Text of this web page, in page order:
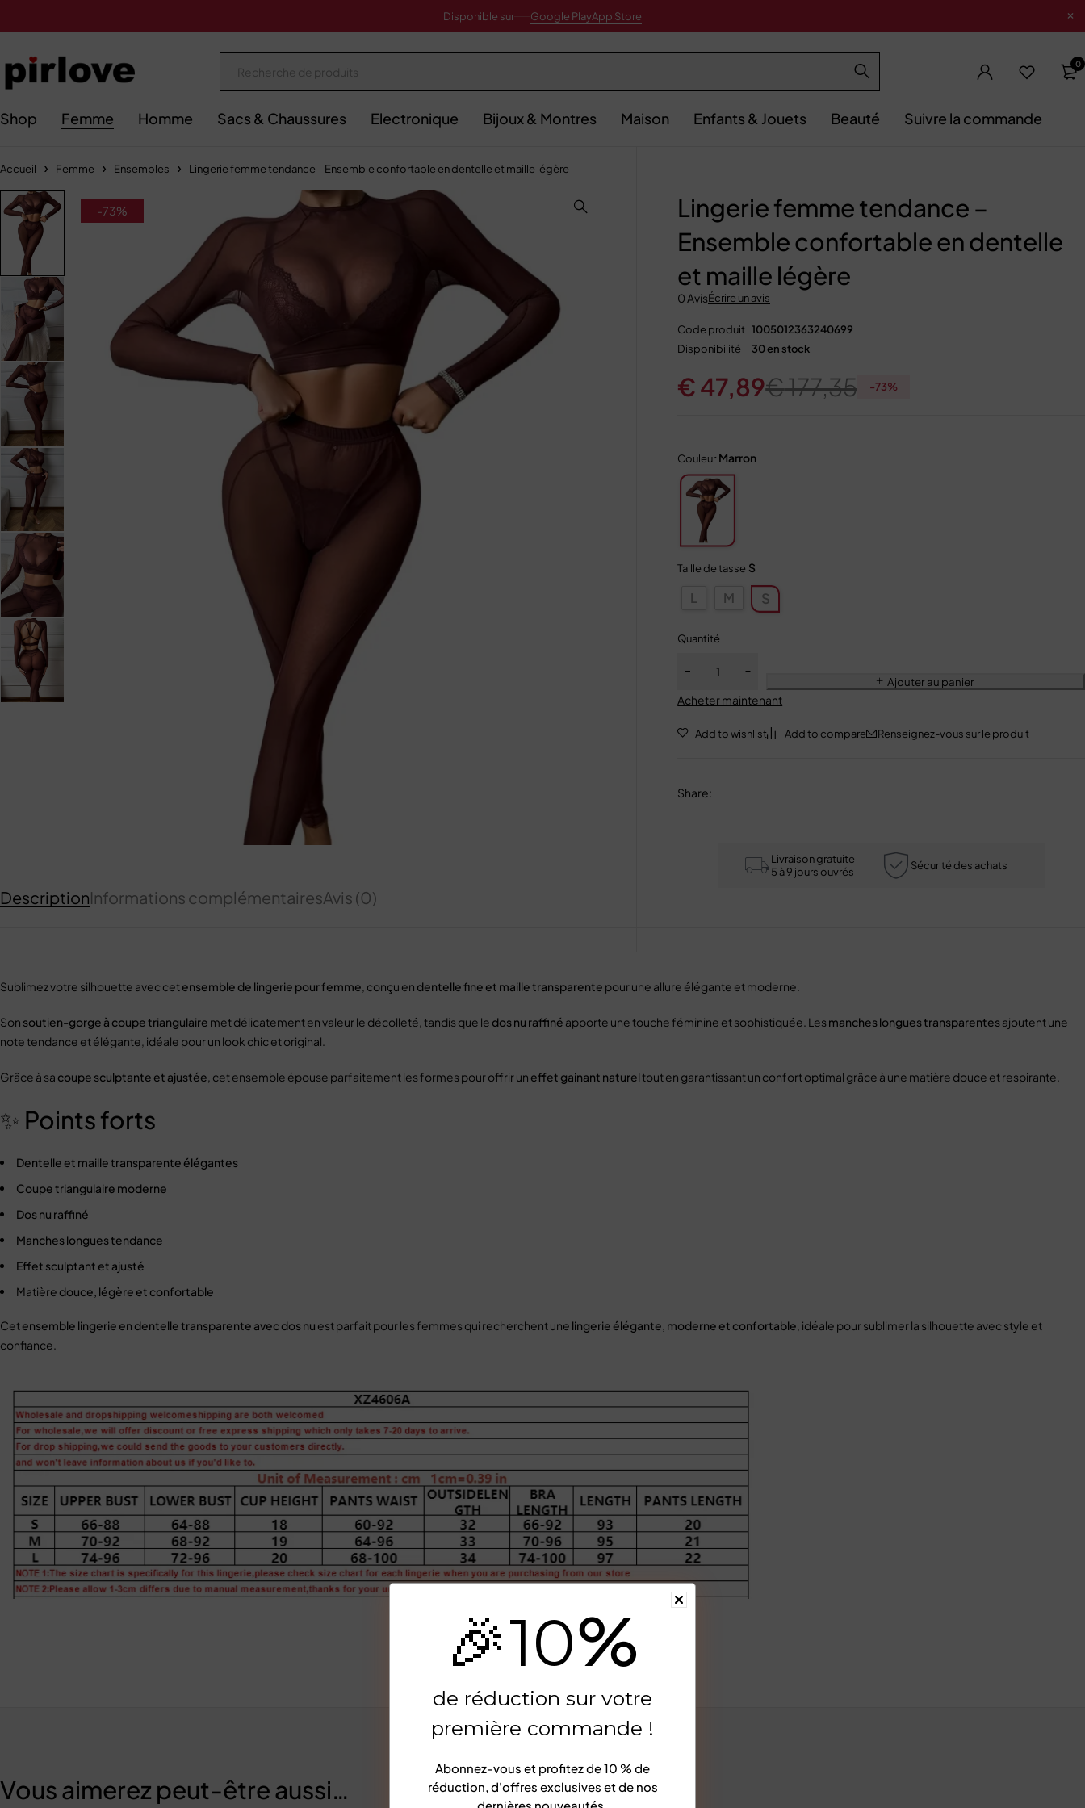
Disponible sur Google PlayApp Store
0
Shop Femme Homme Sacs & Chaussures Electronique Bijoux & Montres Maison Enfants & Jouets Beauté Suivre la commande
Accueil Femme Ensembles Lingerie femme tendance – Ensemble confortable en dentelle et maille légère
-73%
Lingerie femme tendance –
Ensemble confortable en dentelle
et maille légère
0 AvisÉcrire un avis
Code produit 1005012363240699
Disponibilité
30 en stock
€177,35
€47,89 -73%
Couleur Marron
Taille de tasse S
L M S
Quantité
Ajouter au panier
Acheter maintenant
Renseignez-vous sur le produit
Share:
Livraison gratuite
5 à 9 jours ouvrés
Sécurité des achats
DescriptionInformations complémentairesAvis (0)
Sublimez votre silhouette avec cet ensemble de lingerie pour femme, conçu en dentelle fine et maille transparente pour une allure élégante et moderne.
Son soutien-gorge à coupe triangulaire met délicatement en valeur le décolleté, tandis que le dos nu raffiné apporte une touche féminine et sophistiquée. Les manches longues transparentesajoutent une
note tendance et élégante, idéale pour un look chic et original.
Grâce à sa coupe sculptante et ajustée, cet ensemble épouse parfaitement les formes pour offrir un effet gainant natureltout en garantissant un confort optimal grâce à une matière douce et respirante.
✨ Points forts
Dentelle et maille transparente élégantes
Coupe triangulaire moderne
Dos nu raffiné
Manches longues tendance
Effet sculptant et ajusté
Matière douce, légère et confortable
Cet ensemble lingerie en dentelle transparente avec dos nu est parfait pour les femmes qui recherchent une lingerie élégante, moderne et confortable, idéale pour sublimer la silhouette avec style et
confiance.
🎉10%
de réduction sur votre
première commande !
Abonnez-vous et profitez de10 % de
réduction, d'offres exclusives et de nos
Afficher plus
Vous aimerez peut-être aussi…